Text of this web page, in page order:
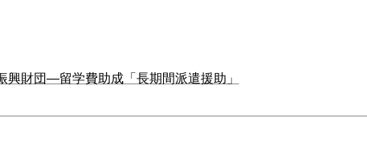
興財団―留学費助成「長期間派遣援助」